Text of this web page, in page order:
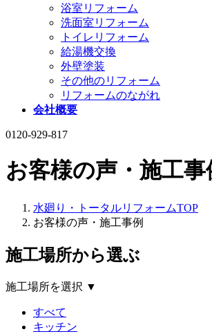
浴室リフォーム
洗面室リフォーム
トイレリフォーム
給湯機交換
外壁塗装
その他のリフォーム
リフォームのながれ
会社概要
0120-929-817
お客様の声・施工事
水廻り・トータルリフォームTOP
お客様の声・施工事例
施工場所から選ぶ
施工場所を選択 ▼
すべて
キッチン